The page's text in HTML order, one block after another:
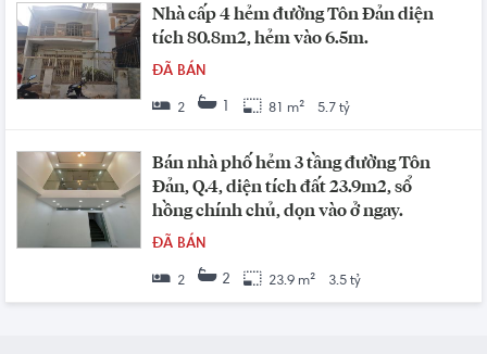
Nhà cấp 4 hẻm đường Tôn Đản diện
tích 80.8m2, hẻm vào 6.5m.
ĐÃ BÁN
2 1 81 m² 5.7 tỷ
Bán nhà phố hẻm 3 tầng đường Tôn
Đản, Q.4, diện tích đất 23.9m2, sổ
hồng chính chủ, dọn vào ở ngay.
ĐÃ BÁN
2 2 23.9 m² 3.5 tỷ